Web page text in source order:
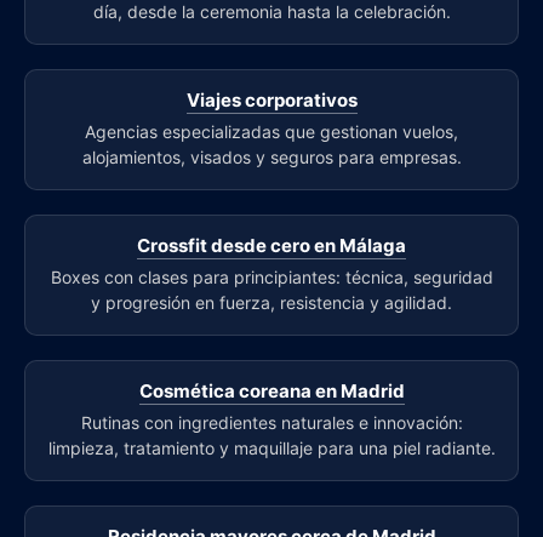
día, desde la ceremonia hasta la celebración.
Viajes corporativos
Agencias especializadas que gestionan vuelos,
alojamientos, visados y seguros para empresas.
Crossfit desde cero en Málaga
Boxes con clases para principiantes: técnica, seguridad
y progresión en fuerza, resistencia y agilidad.
Cosmética coreana en Madrid
Rutinas con ingredientes naturales e innovación:
limpieza, tratamiento y maquillaje para una piel radiante.